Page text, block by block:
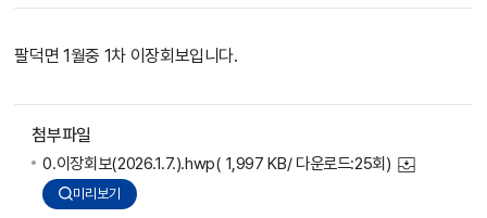
팔덕면 1월중 1차 이장회보입니다.
첨부파일
0.이장회보(2026.1.7.).hwp( 1,997 KB/ 다운로드:25회)
미리보기